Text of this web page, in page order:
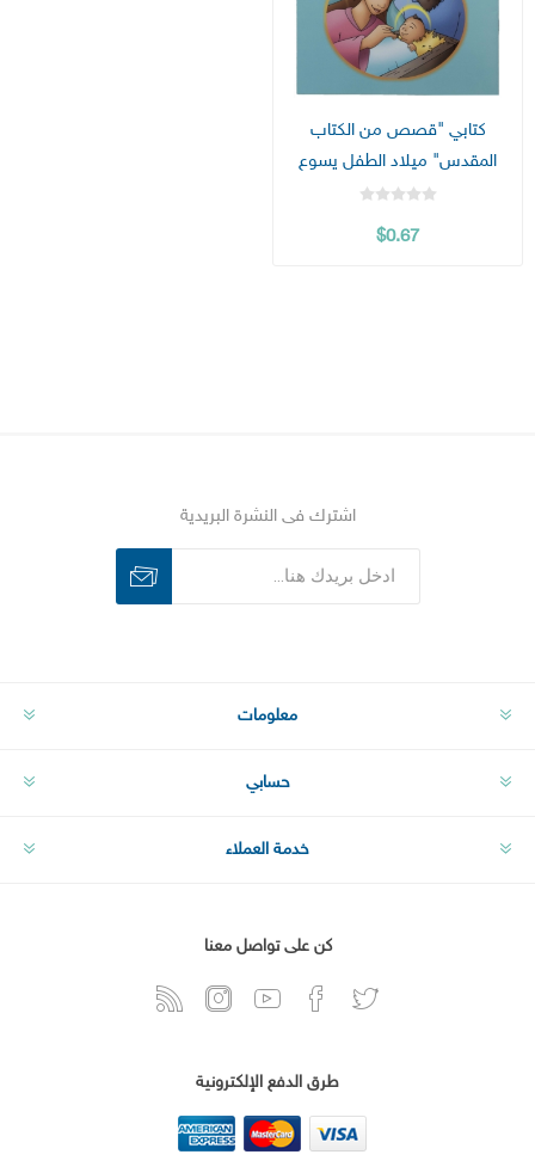
كتابي "قصص من الكتاب
المقدس" ميلاد الطفل يسوع
$0.67
اشترك فى النشرة البريدية
معلومات
حسابي
خدمة العملاء
كن على تواصل معنا
طرق الدفع الإلكترونية